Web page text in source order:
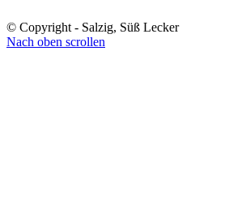
© Copyright - Salzig, Süß Lecker
Nach oben scrollen